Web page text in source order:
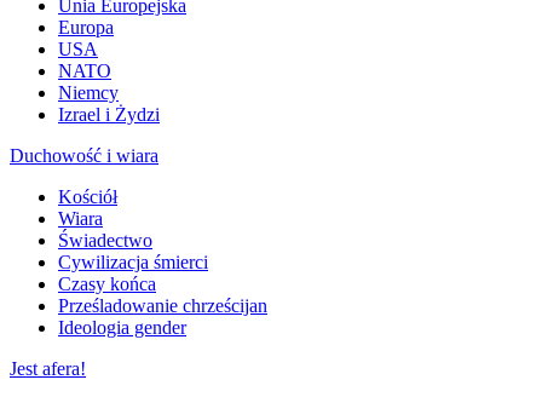
Unia Europejska
Europa
USA
NATO
Niemcy
Izrael i Żydzi
Duchowość i wiara
Kościół
Wiara
Świadectwo
Cywilizacja śmierci
Czasy końca
Prześladowanie chrześcijan
Ideologia gender
Jest afera!